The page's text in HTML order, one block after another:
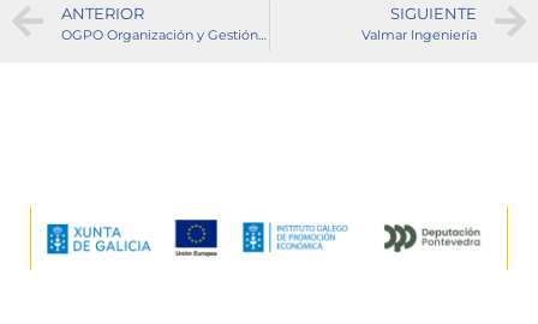
ANTERIOR
OGPO Organización y Gestión de Proyectos y Obras
SIGUIENTE
Valmar Ingeniería